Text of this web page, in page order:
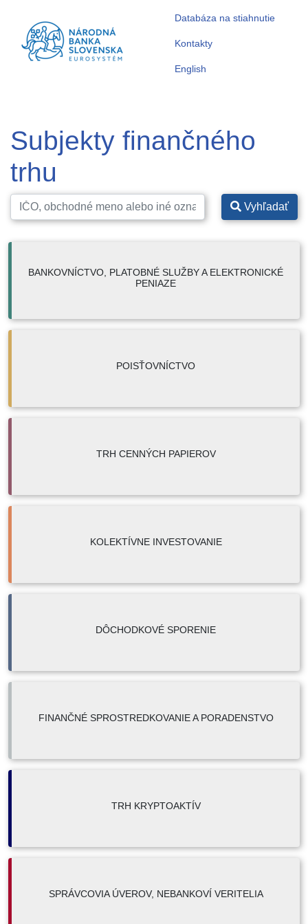
Databáza na stiahnutie
Kontakty
English
Subjekty finančného
trhu
Vyhľadať
BANKOVNÍCTVO, PLATOBNÉ SLUŽBY A ELEKTRONICKÉ
PENIAZE
POISŤOVNÍCTVO
TRH CENNÝCH PAPIEROV
KOLEKTÍVNE INVESTOVANIE
DÔCHODKOVÉ SPORENIE
FINANČNÉ SPROSTREDKOVANIE A PORADENSTVO
TRH KRYPTOAKTÍV
SPRÁVCOVIA ÚVEROV, NEBANKOVÍ VERITELIA